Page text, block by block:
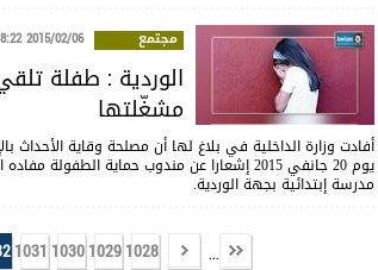
مجتمع 2015/02/06 18:22
الوردية : طفلة
مشغّلتها
أفادت وزارة الداخلية في بلاغ لها أن مصلحة وقاية الأحداث
يوم 20 جانفي 2015 إشعارا عن مندوب حماية
مدرسة إبتدائية بجهة الوردية.
...
1028
1029
1030
1031